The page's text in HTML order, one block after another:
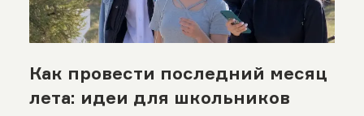
Как провести последний месяц
лета: идеи для школьников